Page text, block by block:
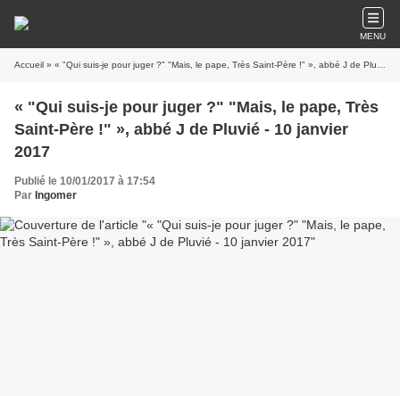
MENU
Accueil » « "Qui suis-je pour juger ?" "Mais, le pape, Très Saint-Père !" », abbé J de Pluvié - 10 janvier 2017
« "Qui suis-je pour juger ?" "Mais, le pape, Très
Saint-Père !" », abbé J de Pluvié - 10 janvier
2017
Publié le 10/01/2017 à 17:54
Par Ingomer